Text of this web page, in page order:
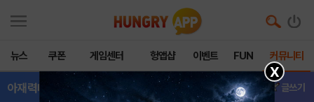
뉴스 쿠폰 게임센터 헝앱샵 이벤트 FUN 커뮤니티
아재력테스트 - 삽니다/팝니다 글쓰기
X